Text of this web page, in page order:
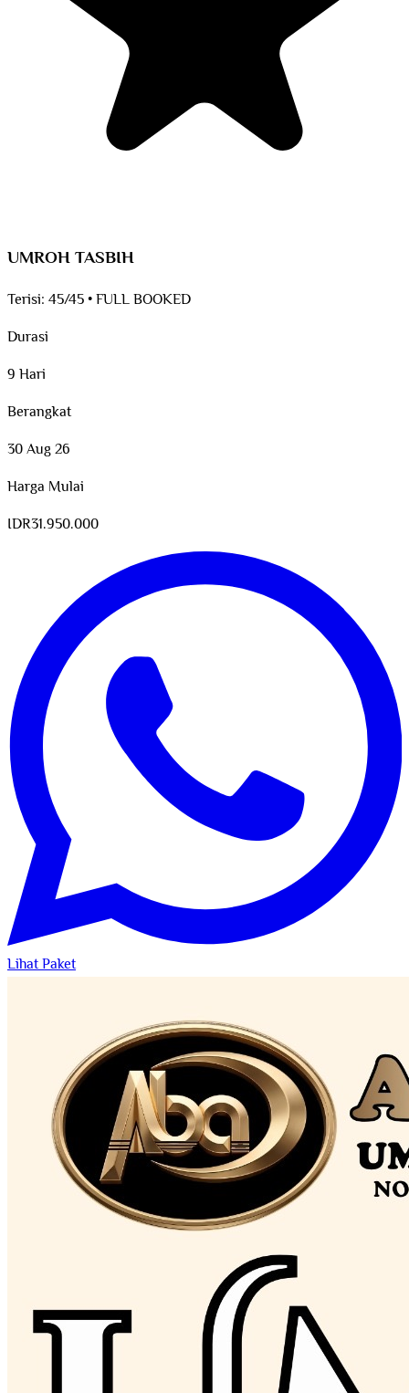
UMROH TASBIH
Terisi: 45/45•FULL BOOKED
Durasi
9 Hari
Berangkat
30 Aug 26
Harga Mulai
IDR31.950.000
Lihat Paket